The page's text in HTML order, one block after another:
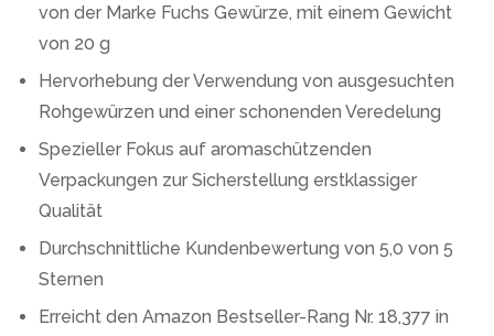
von der Marke Fuchs Gewürze, mit einem Gewicht
von 20 g
Hervorhebung der Verwendung von ausgesuchten
Rohgewürzen und einer schonenden Veredelung
Spezieller Fokus auf aromaschützenden
Verpackungen zur Sicherstellung erstklassiger
Qualität
Durchschnittliche Kundenbewertung von 5,0 von 5
Sternen
Erreicht den Amazon Bestseller-Rang Nr. 18,377 in